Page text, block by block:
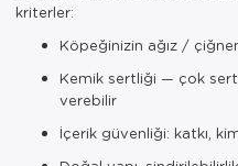
kriterler:
Köpeğinizin ağız /
Kemik sertliği — çok
verebilir
İçerik güvenliği: katkı,